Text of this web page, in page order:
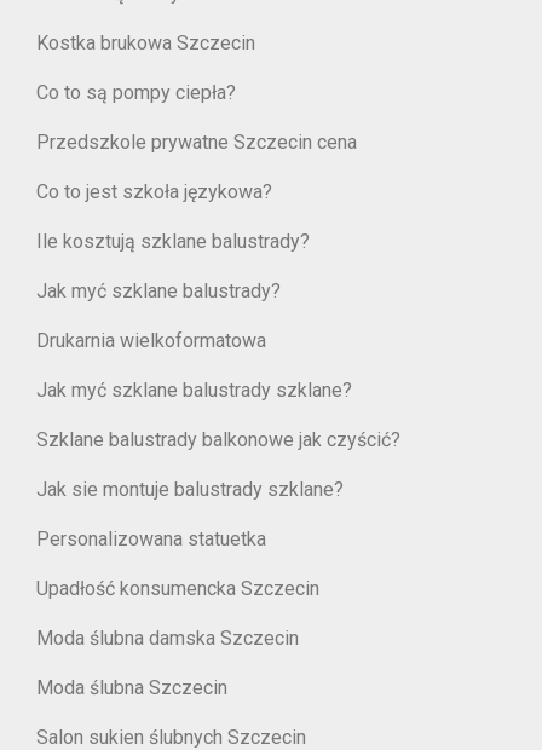
Kostka brukowa Szczecin
Co to są pompy ciepła?
Przedszkole prywatne Szczecin cena
Co to jest szkoła językowa?
Ile kosztują szklane balustrady?
Jak myć szklane balustrady?
Drukarnia wielkoformatowa
Jak myć szklane balustrady szklane?
Szklane balustrady balkonowe jak czyścić?
Jak sie montuje balustrady szklane?
Personalizowana statuetka
Upadłość konsumencka Szczecin
Moda ślubna damska Szczecin
Moda ślubna Szczecin
Salon sukien ślubnych Szczecin